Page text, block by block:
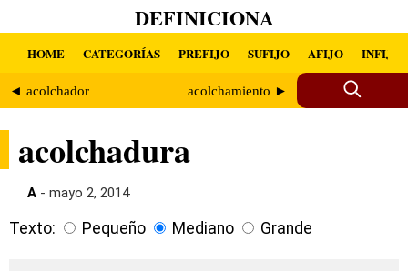
DEFINICIONA
HOME CATEGORÍAS PREFIJO SUFIJO AFIJO INFIJO
◄ acolchador acolchamiento ►
acolchadura
A - mayo 2, 2014
Texto: Pequeño Mediano Grande